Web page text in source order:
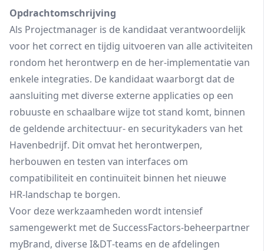
Opdrachtomschrijving
Als Projectmanager is de kandidaat verantwoordelijk
voor het correct en tijdig uitvoeren van alle activiteiten
rondom het herontwerp en de her-implementatie van
enkele integraties. De kandidaat waarborgt dat de
aansluiting met diverse externe applicaties op een
robuuste en schaalbare wijze tot stand komt, binnen
de geldende architectuur‑ en securitykaders van het
Havenbedrijf. Dit omvat het herontwerpen,
herbouwen en testen van interfaces om
compatibiliteit en continuïteit binnen het nieuwe
HR‑landschap te borgen.
Voor deze werkzaamheden wordt intensief
samengewerkt met de SuccessFactors‑beheerpartner
myBrand, diverse I&DT‑teams en de afdelingen